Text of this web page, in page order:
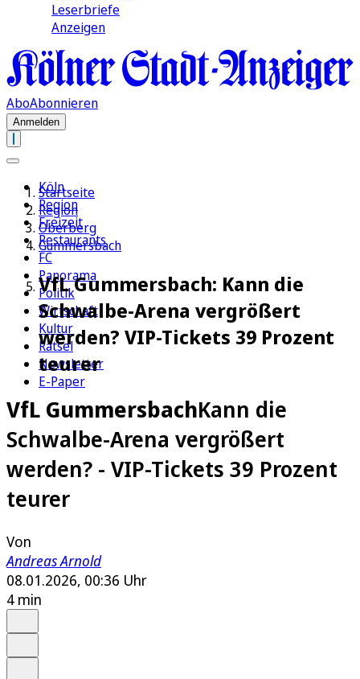
Leserbriefe
Anzeigen
AboAbonnieren
Anmelden
Köln
Region
Freizeit
Restaurants
FC
Panorama
Politik
Wirtschaft
Kultur
Rätsel
Newsletter
E-Paper
Startseite
Region
Oberberg
Gummersbach
VfL Gummersbach: Kann die
Schwalbe-Arena vergrößert
werden? VIP-Tickets 39 Prozent
teurer
VfL GummersbachKann die
Schwalbe-Arena vergrößert
werden? - VIP-Tickets 39 Prozent
teurer
Von
Andreas Arnold
08.01.2026, 00:36 Uhr
4 min